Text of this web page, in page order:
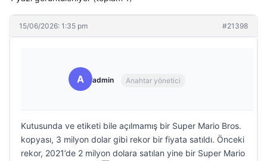
15/06/2026: 1:35 pm #21398
A admin Anahtar yönetici
Kutusunda ve etiketi bile açılmamış bir Super Mario Bros.
kopyası, 3 milyon dolar gibi rekor bir fiyata satıldı. Önceki
rekor, 2021’de 2 milyon dolara satılan yine bir Super Mario